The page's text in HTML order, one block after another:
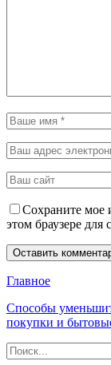
Сохраните мое
этом браузере
Главное
Способы
покупки и